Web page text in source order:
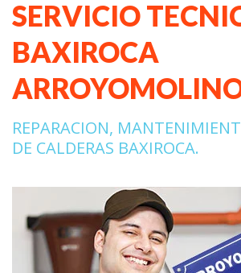
SERVICIO
BAXIROCA
REPARACION,
DE CALDERAS BAXIROCA.